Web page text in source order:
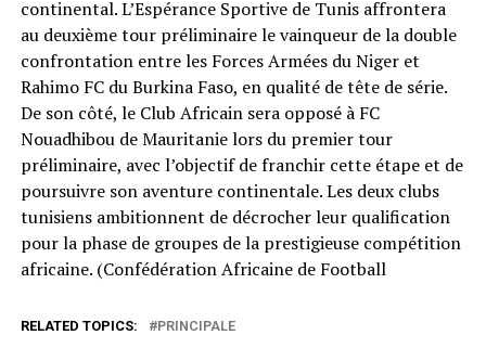
continental. L’Espérance Sportive de Tunis affrontera
au deuxième tour préliminaire le vainqueur de la double
confrontation entre les Forces Armées du Niger et
Rahimo FC du Burkina Faso, en qualité de tête de série.
De son côté, le Club Africain sera opposé à FC
Nouadhibou de Mauritanie lors du premier tour
préliminaire, avec l’objectif de franchir cette étape et de
poursuivre son aventure continentale. Les deux clubs
tunisiens ambitionnent de décrocher leur qualification
pour la phase de groupes de la prestigieuse compétition
africaine. (Confédération Africaine de Football⁠
RELATED TOPICS: PRINCIPALE